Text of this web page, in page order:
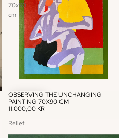
70x90
cm
OBSERVING THE UNCHANGING -
PAINTING 70X90 CM
11.000,00 KR
Relief
-